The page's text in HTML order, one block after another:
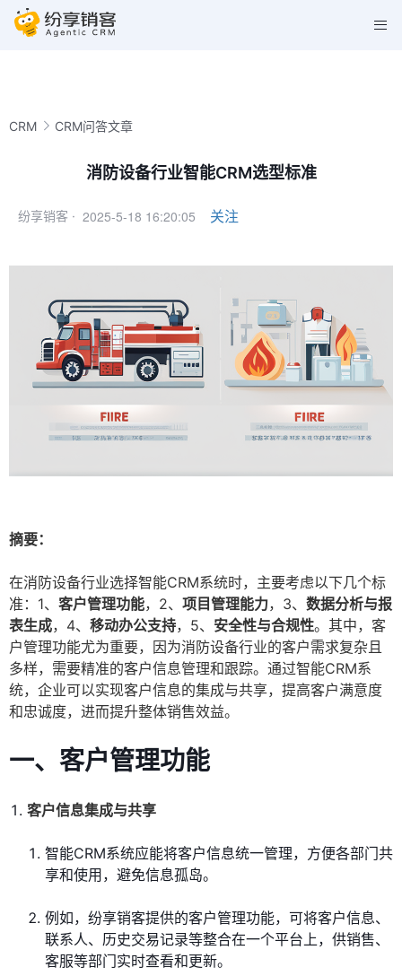
CRM CRM问答文章
消防设备行业智能CRM选型标准
纷享销客 · 2025-5-18 16:20:05 关注
摘要：
在消防设备行业选择智能CRM系统时，主要考虑以下几个标
准：1、 客户管理功能，2、 项目管理能力，3、 数据分析与报
表生成，4、 移动办公支持，5、 安全性与合规性。其中，客
户管理功能尤为重要，因为消防设备行业的客户需求复杂且
多样，需要精准的客户信息管理和跟踪。通过智能CRM系
统，企业可以实现客户信息的集成与共享，提高客户满意度
和忠诚度，进而提升整体销售效益。
一、客户管理功能
客户信息集成与共享
智能CRM系统应能将客户信息统一管理，方便各部门共
享和使用，避免信息孤岛。
例如，纷享销客提供的客户管理功能，可将客户信息、
联系人、历史交易记录等整合在一个平台上，供销售、
客服等部门实时查看和更新。